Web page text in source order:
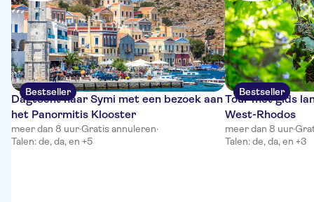
Bestseller
Dagtocht naar Symi met een bezoek aan
het Panormitis Klooster
meer dan 8 uur·Gratis annuleren·
Talen: de, da, en +5
Bestseller
Tour met gids
West-Rhodos
meer dan 8 uur·
Talen: de, da, en +3